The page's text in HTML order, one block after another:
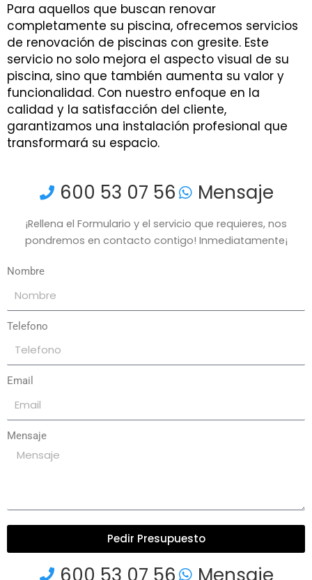
Para aquellos que buscan renovar
completamente su piscina, ofrecemos servicios
de renovación de piscinas con gresite. Este
servicio no solo mejora el aspecto visual de su
piscina, sino que también aumenta su valor y
funcionalidad. Con nuestro enfoque en la
calidad y la satisfacción del cliente,
garantizamos una instalación profesional que
transformará su espacio.
600 53 07 56 Mensaje
¡Rellena el Formulario y el servicio que requieres, nos
pondremos en contacto contigo! Inmediatamente¡
Nombre
Telefono
Email
Mensaje
Pedir Presupuesto